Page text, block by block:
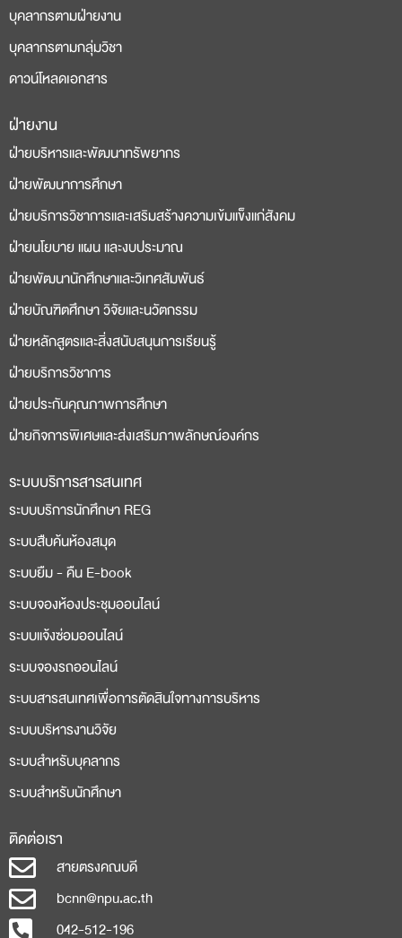
บุคลากรตามฝ่ายงาน
บุคลากรตามกลุ่มวิชา
ดาวน์โหลดเอกสาร
deneme
bonusu
casino
siteleri
ฝ่ายงาน
ฝ่ายบริหารและพัฒนาทรัพยากร
ฝ่ายพัฒนาการศึกษา
ฝ่ายบริการวิชาการและเสริมสร้างความเข้มแข็งแก่สังคม
ฝ่ายนโยบาย แผน และงบประมาณ
ฝ่ายพัฒนานักศึกษาและวิเทศสัมพันธ์
ฝ่ายบัณฑิตศึกษา วิจัยและนวัตกรรม
ฝ่ายหลักสูตรและสิ่งสนับสนุนการเรียนรู้
ฝ่ายบริการวิชาการ
ฝ่ายประกันคุณภาพการศึกษา
ฝ่ายกิจการพิเศษและส่งเสริมภาพลักษณ์องค์กร
ระบบบริการสารสนเทศ
ระบบบริการนักศึกษา REG
ระบบสืบค้นห้องสมุด
ระบบยืม - คืน E-book
ระบบจองห้องประชุมออนไลน์
ระบบแจ้งซ่อมออนไลน์
ระบบจองรถออนไลน์
ระบบสารสนเทศเพื่อการตัดสินใจทางการบริหาร
ระบบบริหารงานวิจัย
ระบบสำหรับบุคลากร
ระบบสำหรับนักศึกษา
ติดต่อเรา
สายตรงคณบดี
bcnn@npu.ac.th
042-512-196